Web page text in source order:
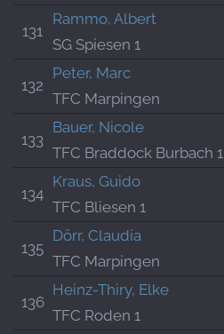
131
Rammo, Albert
SG Spiesen 1
132
Peter, Marc
TFC Marpingen
133
Bauer, Nicole
TFC Braddock Burbach 1
134
Kraus, Guido
TFC Bliesen 1
135
Dörr, Claudia
TFC Marpingen
136
Heinz-Thiry, Elke
TFC Roden 1